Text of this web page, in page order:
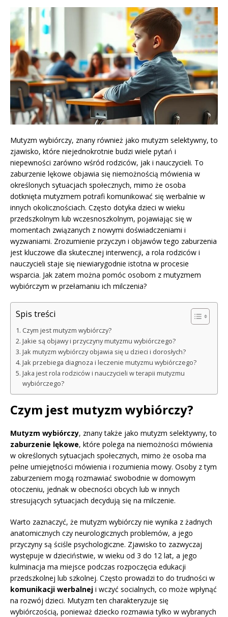
Mutyzm wybiórczy, znany również jako mutyzm selektywny, to
zjawisko, które niejednokrotnie budzi wiele pytań i
niepewności zarówno wśród rodziców, jak i nauczycieli. To
zaburzenie lękowe objawia się niemożnością mówienia w
określonych sytuacjach społecznych, mimo że osoba
dotknięta mutyzmem potrafi komunikować się werbalnie w
innych okolicznościach. Często dotyka dzieci w wieku
przedszkolnym lub wczesnoszkolnym, pojawiając się w
momentach związanych z nowymi doświadczeniami i
wyzwaniami. Zrozumienie przyczyn i objawów tego zaburzenia
jest kluczowe dla skutecznej interwencji, a rola rodziców i
nauczycieli staje się niewiarygodnie istotna w procesie
wsparcia. Jak zatem można pomóc osobom z mutyzmem
wybiórczym w przełamaniu ich milczenia?
Spis treści
Czym jest mutyzm wybiórczy?
Jakie są objawy i przyczyny mutyzmu wybiórczego?
Jak mutyzm wybiórczy objawia się u dzieci i dorosłych?
Jak przebiega diagnoza i leczenie mutyzmu wybiórczego?
Jaka jest rola rodziców i nauczycieli w terapii mutyzmu
wybiórczego?
Czym jest mutyzm wybiórczy?
Mutyzm wybiórczy, znany także jako mutyzm selektywny, to
zaburzenie lękowe, które polega na niemożności mówienia
w określonych sytuacjach społecznych, mimo że osoba ma
pełne umiejętności mówienia i rozumienia mowy. Osoby z tym
zaburzeniem mogą rozmawiać swobodnie w domowym
otoczeniu, jednak w obecności obcych lub w innych
stresujących sytuacjach decydują się na milczenie.
Warto zaznaczyć, że mutyzm wybiórczy nie wynika z żadnych
anatomicznych czy neurologicznych problemów, a jego
przyczyny są ściśle psychologiczne. Zjawisko to zazwyczaj
występuje w dzieciństwie, w wieku od 3 do 12 lat, a jego
kulminacja ma miejsce podczas rozpoczęcia edukacji
przedszkolnej lub szkolnej. Często prowadzi to do trudności w
komunikacji werbalnej i wczyć socialnych, co może wpłynąć
na rozwój dzieci. Mutyzm ten charakteryzuje się
wybiórczością, ponieważ dziecko rozmawia tylko w wybranych